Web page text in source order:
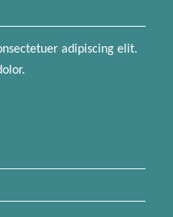
adipiscing elit.